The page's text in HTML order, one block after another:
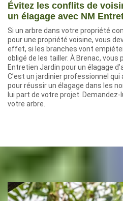
Évitez les conflits de
un élagage avec NM
Si un arbre dans votre propriété
pour une propriété voisine, vous
effet, si les branches vont
obligé de les tailler. À Brenac, vous
Entretien Jardin pour un élagage
C’est un jardinier professionnel
pour réussir un élagage dans les
lui part de votre projet. Demandez-
votre arbre.